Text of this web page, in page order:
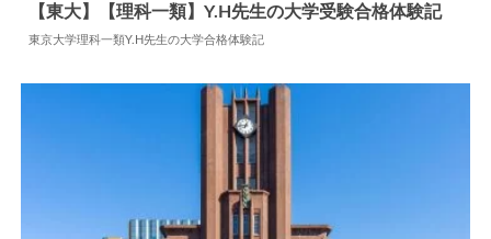
【東大】【理科一類】Y.H先生の大学受験合格体験記
東京大学理科一類Y.H先生の大学合格体験記